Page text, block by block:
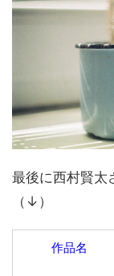
最後に西村賢太
（↓）
作品名